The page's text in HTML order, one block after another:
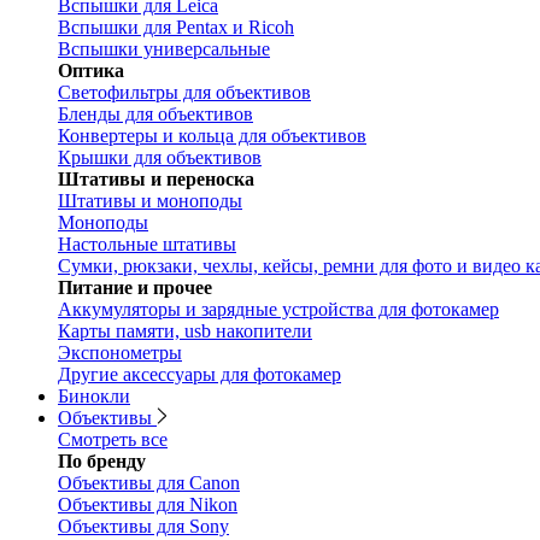
Вспышки для Leica
Вспышки для Pentax и Ricoh
Вспышки универсальные
Оптика
Светофильтры для объективов
Бленды для объективов
Конвертеры и кольца для объективов
Крышки для объективов
Штативы и переноска
Штативы и моноподы
Моноподы
Настольные штативы
Сумки, рюкзаки, чехлы, кейсы, ремни для фото и видео
Питание и прочее
Аккумуляторы и зарядные устройства для фотокамер
Карты памяти, usb накопители
Экспонометры
Другие аксессуары для фотокамер
Бинокли
Объективы
Смотреть все
По бренду
Объективы для Canon
Объективы для Nikon
Объективы для Sony